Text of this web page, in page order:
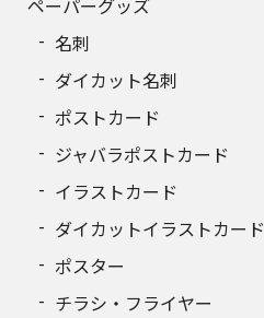
ペーパーグッズ
名刺
ダイカット名刺
ポストカード
ジャバラポストカード
イラストカード
ダイカットイラストカード
ポスター
チラシ・フライヤー